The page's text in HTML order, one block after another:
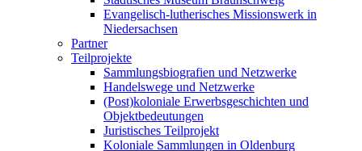
Evangelisch-lutherisches Missionswerk in
Niedersachsen
Partner
Teilprojekte
Sammlungsbiografien und Netzwerke
Handelswege und Netzwerke
(Post)koloniale Erwerbsgeschichten und
Objektbedeutungen
Juristisches Teilprojekt
Koloniale Sammlungen in Oldenburg